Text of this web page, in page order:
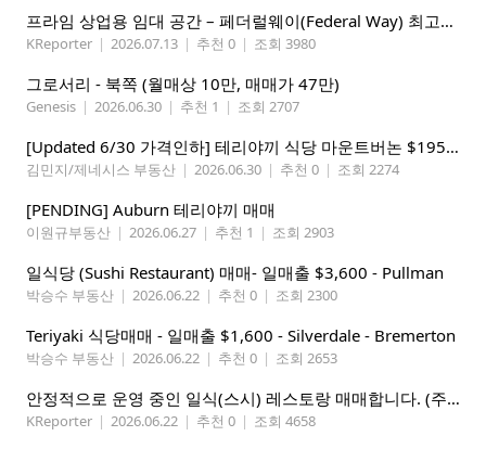
프라임 상업용 임대 공간 – 페더럴웨이(Federal Way) 최고의 가시성 입지
KReporter | 2026.07.13 | 추천 0 | 조회 3980
그로서리 - 북쪽 (월매상 10만, 매매가 47만)
Genesis | 2026.06.30 | 추천 1 | 조회 2707
[Updated 6/30 가격인하] 테리야끼 식당 마운트버논 $195,000
김민지/제네시스 부동산 | 2026.06.30 | 추천 0 | 조회 2274
[PENDING] Auburn 테리야끼 매매
이원규부동산 | 2026.06.27 | 추천 1 | 조회 2903
일식당 (Sushi Restaurant) 매매- 일매출 $3,600 - Pullman
박승수 부동산 | 2026.06.22 | 추천 0 | 조회 2300
Teriyaki 식당매매 - 일매출 $1,600 - Silverdale - Bremerton
박승수 부동산 | 2026.06.22 | 추천 0 | 조회 2653
안정적으로 운영 중인 일식(스시) 레스토랑 매매합니다. (주인없는 가게)
KReporter | 2026.06.22 | 추천 0 | 조회 4658